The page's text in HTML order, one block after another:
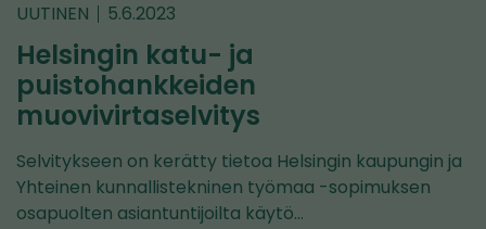
UUTINEN 5.6.2023
Helsingin katu- ja
puistohankkeiden
muovivirtaselvitys
Selvitykseen on kerätty tietoa Helsingin kaupungin ja
Yhteinen kunnallistekninen työmaa -sopimuksen
osapuolten asiantuntijoilta käytö…